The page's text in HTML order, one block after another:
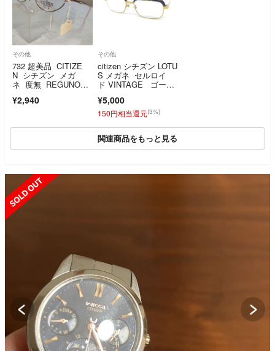
その他
732 超美品 CITIZE
N シチズン メガ
ネ 度無 REGUNO02
¥2,940
その他
citizen シチズン LOTU
S メガネ セルロイ
ド VINTAGE ゴール
ンズ / 241021001188
¥5,000
150円相当還元(3%)
関連商品をもっと見る